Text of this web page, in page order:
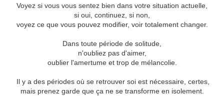
Voyez si vous vous sentez bien dans votre situation actuelle,
si oui, continuez, si non,
voyez ce que vous pouvez modifier, voir totalement changer.
Dans toute période de solitude,
n'oubliez pas d'aimer,
oublier l'amertume et trop de mélancolie.
Il y a des périodes où se retrouver soi est nécessaire, certes,
mais prenez garde que ça ne se transforme en isolement.